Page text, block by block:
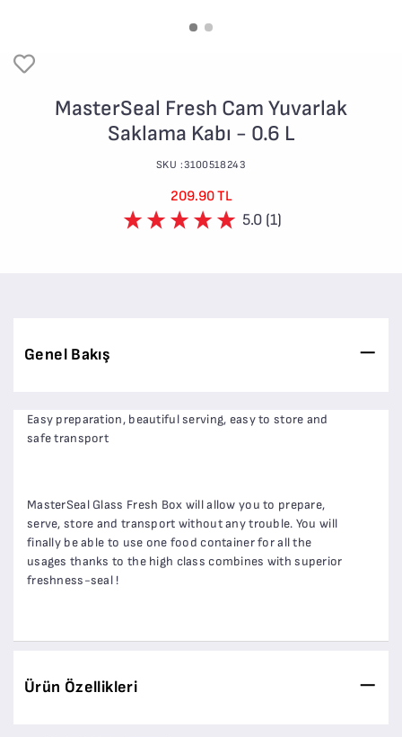
MasterSeal Fresh Cam Yuvarlak
Saklama Kabı - 0.6 L
SKU :3100518243
209.90 TL
5.0 (1)
Genel Bakış
Easy preparation, beautiful serving, easy to store and
safe transport
MasterSeal Glass Fresh Box will allow you to prepare,
serve, store and transport without any trouble. You will
finally be able to use one food container for all the
usages thanks to the high class combines with superior
freshness-seal !
Ürün Özellikleri